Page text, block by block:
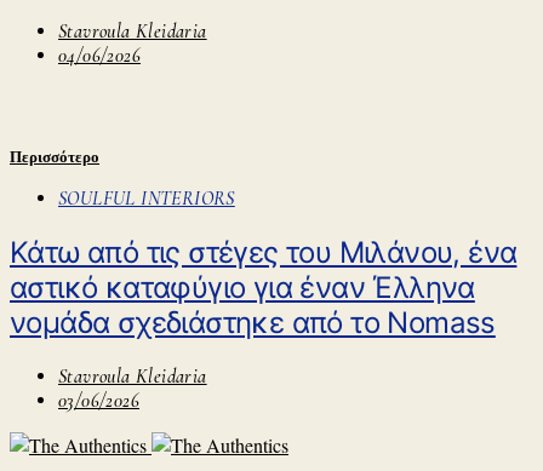
Stavroula Kleidaria
04/06/2026
Περισσότερο
SOULFUL INTERIORS
Κάτω από τις στέγες του Μιλάνου, ένα
αστικό καταφύγιο για έναν Έλληνα
νομάδα σχεδιάστηκε από το Nomass
Stavroula Kleidaria
03/06/2026